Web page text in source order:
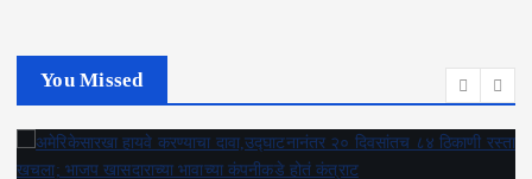
You Missed